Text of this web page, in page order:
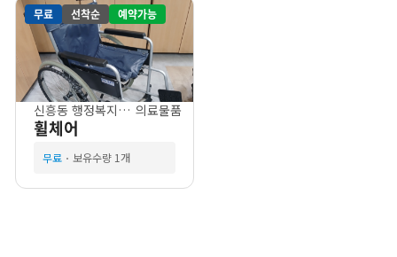
무료 선착순 예약가능
신흥동 행정복지센터 의료물품
휠체어
무료 보유수량 1개